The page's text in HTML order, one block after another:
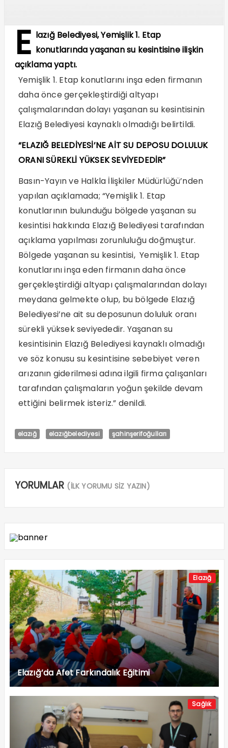
E lazığ Belediyesi, Yemişlik 1. Etap
konutlarında yaşanan su kesintisine ilişkin
açıklama yaptı.
Yemişlik 1. Etap konutlarını inşa eden firmanın
daha önce gerçekleştirdiği altyapı
çalışmalarından dolayı yaşanan su kesintisinin
Elazığ Belediyesi kaynaklı olmadığı belirtildi.
“ELAZIĞ BELEDİYESİ’NE AİT SU DEPOSU DOLULUK
ORANI SÜREKLİ YÜKSEK SEVİYEDEDİR”
Basın-Yayın ve Halkla İlişkiler Müdürlüğü’nden
yapılan açıklamada; “Yemişlik 1. Etap
konutlarının bulunduğu bölgede yaşanan su
kesintisi hakkında Elazığ Belediyesi tarafından
açıklama yapılması zorunluluğu doğmuştur.
Bölgede yaşanan su kesintisi, Yemişlik 1. Etap
konutlarını inşa eden firmanın daha önce
gerçekleştirdiği altyapı çalışmalarından dolayı
meydana gelmekte olup, bu bölgede Elazığ
Belediyesi’ne ait su deposunun doluluk oranı
sürekli yüksek seviyededir. Yaşanan su
kesintisinin Elazığ Belediyesi kaynaklı olmadığı
ve söz konusu su kesintisine sebebiyet veren
arızanın giderilmesi adına ilgili firma çalışanları
tarafından çalışmaların yoğun şekilde devam
ettiğini belirmek isteriz.” denildi.
elazığ elazığbelediyesi şahinşerifoğulları
YORUMLAR (İLK YORUMU SİZ YAZIN)
Elazığ
Elazığ’da Afet Farkındalık Eğitimi
Sağlık